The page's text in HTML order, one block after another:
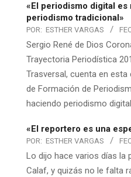
«El periodismo digital es
periodismo tradicional»
POR: ESTHER VARGAS
Sergio René de Dios
Trayectoria Periodística
Trasversal, cuenta en
de Formación de
haciendo periodismo
«El reportero es una
POR: ESTHER VARGAS
Lo dijo hace varios días la
Calaf, y quizás no le falta